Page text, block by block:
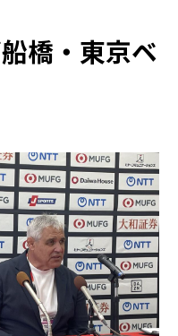
橋・東京ベ